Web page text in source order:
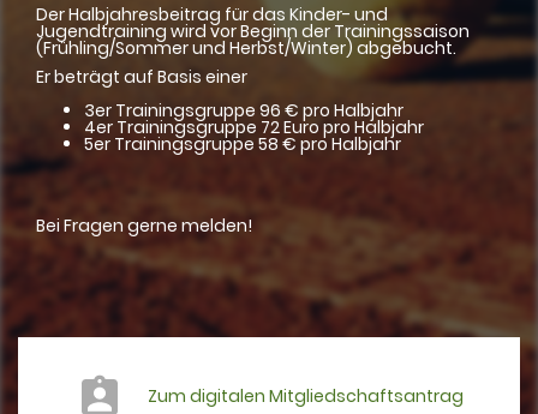
Der Halbjahresbeitrag für das Kinder- und
Jugendtraining wird vor Beginn der Trainingssaison
(Frühling/Sommer und Herbst/Winter) abgebucht.
Er beträgt auf Basis einer
3er Trainingsgruppe 96 € pro Halbjahr
4er Trainingsgruppe 72 Euro pro Halbjahr
5er Trainingsgruppe 58 € pro Halbjahr
Bei Fragen gerne melden!
Zum digitalen Mitgliedschaftsantrag